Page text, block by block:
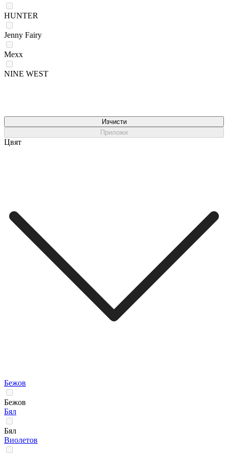
HUNTER
Jenny Fairy
Mexx
NINE WEST
Изчисти
Приложи
Цвят
Бежов
Бежов
Бял
Бял
Виолетов